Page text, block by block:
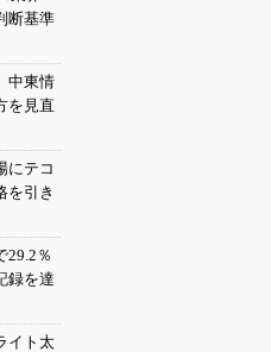
断基準
中東情
を見直
にテコ
を引き
29.2％
録を達
イト太